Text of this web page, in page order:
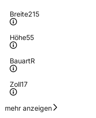
Breite215
Höhe55
BauartR
Zoll17
Geschwindigkeitsindex
mehr anzeigen